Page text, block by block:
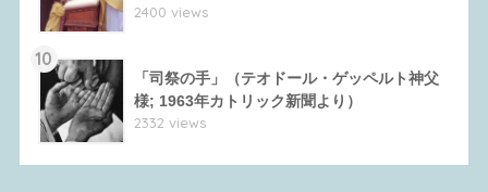
2400 views
10
「司祭の手」（テオドール・ゲッペルト神父
様; 1963年カトリック新聞より）
2332 views